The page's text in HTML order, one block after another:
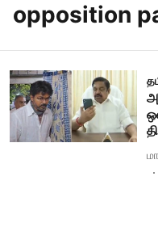
opposition